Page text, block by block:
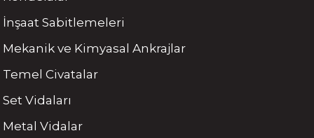
İnşaat Sabitlemeleri
Mekanik ve Kimyasal Ankrajlar
Temel Civatalar
Set Vidaları
Metal Vidalar